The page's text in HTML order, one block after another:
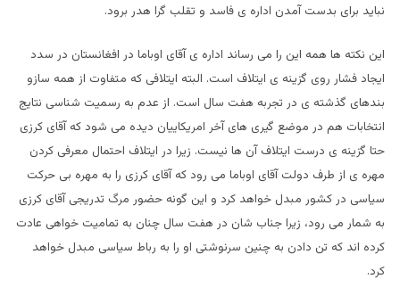
نباید برای بدست آمدن اداره ی فاسد و تقلب گرا هدر برود.
این نکته ها همه این را می رساند اداره ی آقای اوباما در افغانستان در سدد
ایجاد فشار روی گزینه ی ایتلاف است. البته ایتلافی که متفاوت از همه سازو
بندهای گذشته ی در تجربه هفت سال است. از عدم به رسمیت شناسی نتایج
انتخابات هم در موضع گیری های آخر امریکاییان دیده می شود که آقای کرزی
حتا گزینه ی درست ایتلاف آن ها نیست. زیرا در ایتلاف احتمال معرفی کردن
مهره ی از طرف دولت آقای اوباما می رود که آقای کرزی را به مهره بی حرکت
سیاسی در کشور مبدل خواهد کرد و این گونه حضور مرگ تدریجی آقای کرزی
به شمار می رود، زیرا جناب شان در هفت سال چنان به تمامیت خواهی عادت
کرده اند که تن دادن به چنین سرنوشتی او را به رباط سیاسی مبدل خواهد
کرد.